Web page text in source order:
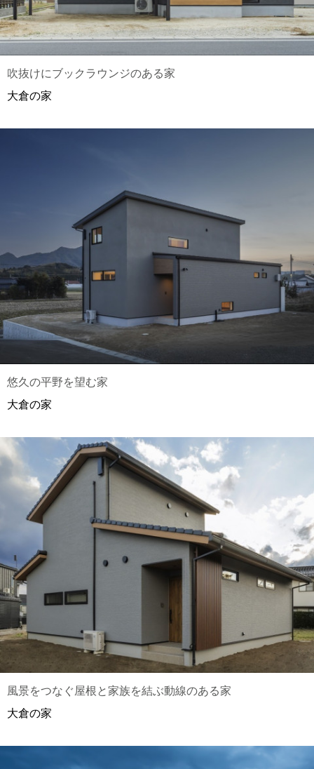
吹抜けにブックラウンジのある家
大倉の家
悠久の平野を望む家
大倉の家
風景をつなぐ屋根と家族を結ぶ動線のある家
大倉の家